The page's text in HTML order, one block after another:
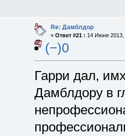
Re: Дамблдор
« Ответ #21 : 14 Июня 2013,
(−)0
Гарри дал,
Дамблдору в